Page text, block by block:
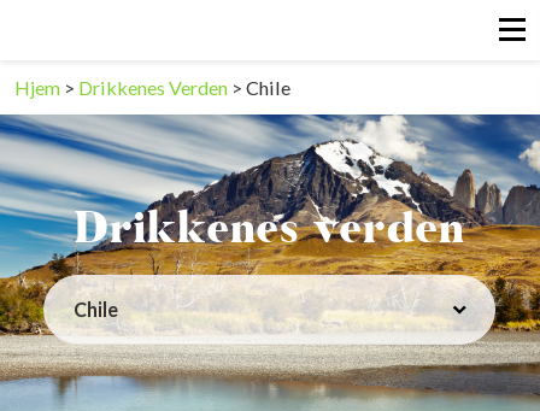
Hjem > Drikkenes Verden >Chile
Drikkenes verden